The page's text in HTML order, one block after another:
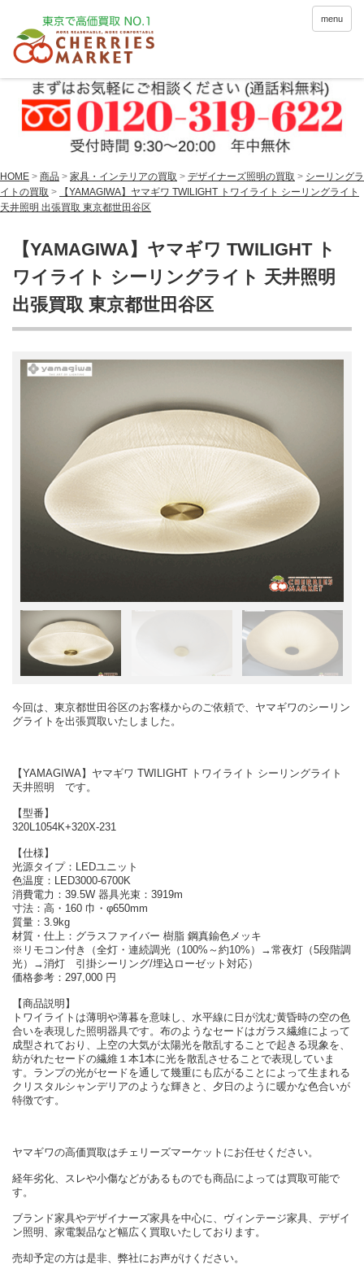
menu
HOME > 商品 > 家具・インテリアの買取 > デザイナーズ照明の買取 > シーリングラ
イトの買取 >
【YAMAGIWA】ヤマギワ TWILIGHT トワイライト シーリングライト
天井照明 出張買取 東京都世田谷区
【YAMAGIWA】ヤマギワ TWILIGHT ト
ワイライト シーリングライト 天井照明
出張買取 東京都世田谷区
今回は、東京都世田谷区のお客様からのご依頼で、ヤマギワのシーリン
グライトを出張買取いたしました。
【YAMAGIWA】ヤマギワ TWILIGHT トワイライト シーリングライト
天井照明 です。
【型番】
320L1054K+320X-231
【仕様】
光源タイプ：LEDユニット
色温度：LED3000-6700K
消費電力：39.5W 器具光束：3919m
寸法：高・160 巾・φ650mm
質量：3.9kg
材質・仕上：グラスファイバー 樹脂 鋼真鍮色メッキ
※リモコン付き（全灯・連続調光（100%～約10%）→常夜灯（5段階調
光）→消灯 引掛シーリング/埋込ローゼット対応）
価格参考：297,000 円
【商品説明】
トワイライトは薄明や薄暮を意味し、水平線に日が沈む黄昏時の空の色
合いを表現した照明器具です。布のようなセードはガラス繊維によって
成型されており、上空の大気が太陽光を散乱することで起きる現象を、
紡がれたセードの繊維１本1本に光を散乱させることで表現していま
す。ランプの光がセードを通して幾重にも広がることによって生まれる
クリスタルシャンデリアのような輝きと、夕日のように暖かな色合いが
特徴です。
ヤマギワの高価買取はチェリーズマーケットにお任せください。
経年劣化、スレや小傷などがあるものでも商品によっては買取可能で
す。
ブランド家具やデザイナーズ家具を中心に、ヴィンテージ家具、デザイ
ン照明、家電製品など幅広く買取いたしております。
売却予定の方は是非、弊社にお声がけください。